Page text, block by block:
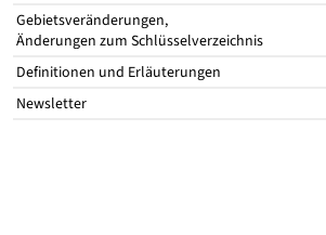
Gebietsveränderungen,
Änderungen zum Schlüsselverzeichnis
Definitionen und Erläuterungen
Newsletter